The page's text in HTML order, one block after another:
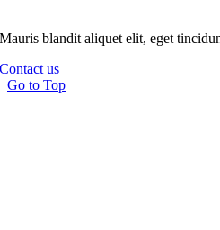
Mauris blandit aliquet elit, eget
Contact us
Go to Top